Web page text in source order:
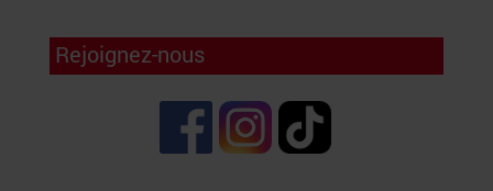
Rejoignez-nous